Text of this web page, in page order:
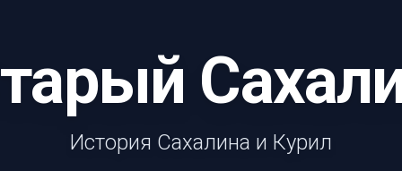
История Сахалина и Курил